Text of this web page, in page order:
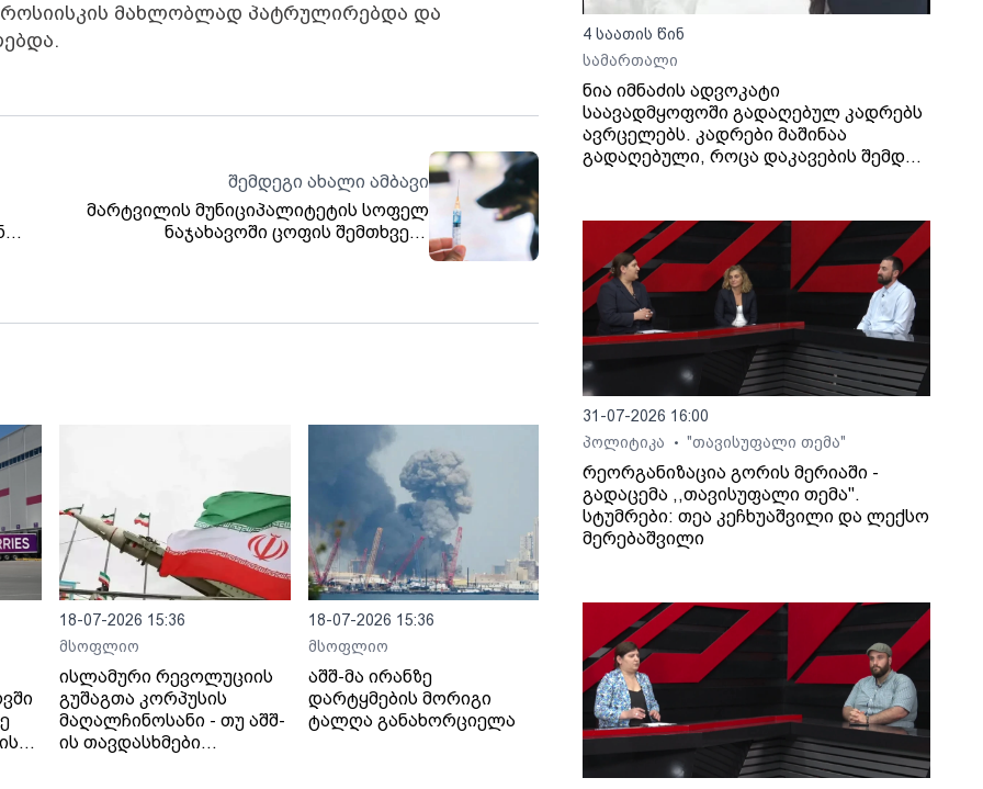
მახლობლად პატრულირებდა და
შემდეგი ახალი ამბავი
მარტვილის მუნიციპალიტეტის სოფელ
ნაჯახავოში ცოფის შემთხვევა
დაფიქსირდა
18-07-2026 15:36
მსოფლიო
ისლამური რევოლუციის
გუშაგთა კორპუსის
მაღალჩინოსანი - თუ აშშ-
ის თავდასხმები
18-07-2026 15:36
მსოფლიო
აშშ-მა ირანზე
დარტყმების მორიგი
ტალღა განახორციელა
4 საათის წინ
სამართალი
ნია იმნაძის ადვოკატი
საავადმყოფოში გადაღებულ კადრებს
ავრცელებს. კადრები მაშინაა
გადაღებული, როცა დაკავების შემდეგ
31-07-2026 16:00
პოლიტიკა
• "თავისუფალი თემა"
რეორგანიზაცია გორის მერიაში -
გადაცემა ,,თავისუფალი თემა".
სტუმრები: თეა კეჩხუაშვილი და ლექსო
მერებაშვილი